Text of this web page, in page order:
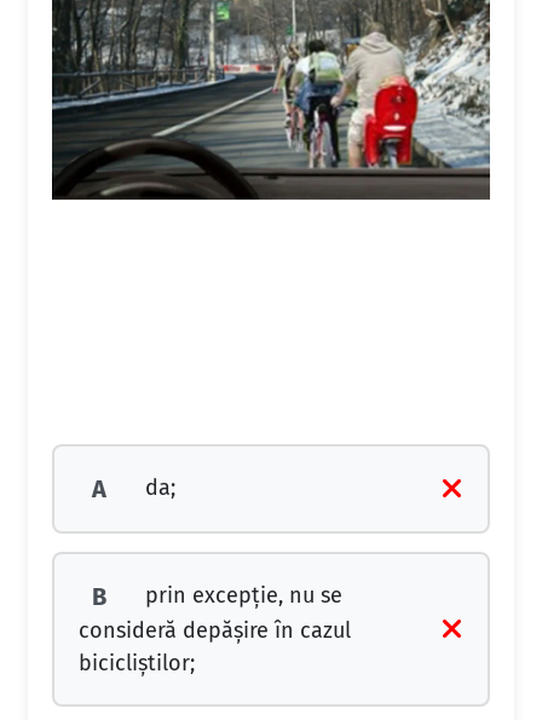
A da;
B
prin excepţie, nu se
consideră depăşire în cazul
bicicliştilor;